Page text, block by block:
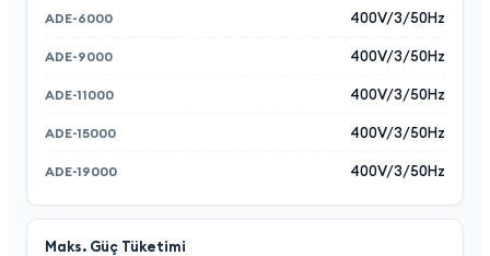
400V/3/50Hz
400V/3/50Hz
400V/3/50Hz
400V/3/50Hz
400V/3/50Hz
Maks. Güç Tüketimi